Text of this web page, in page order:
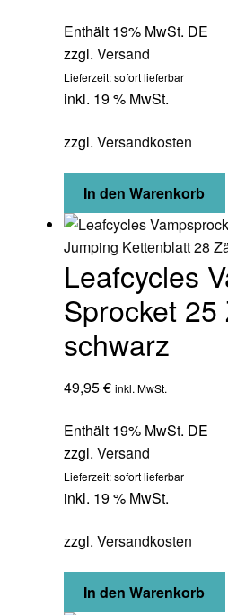
Enthält 19% MwSt. DE
zzgl. Versand
Lieferzeit: sofort lieferbar
inkl. 19 % MwSt.
zzgl. Versandkosten
In den Warenkorb
Leafcycles
Sprocket 25
schwarz
49,95€ inkl. MwSt.
Enthält 19% MwSt. DE
zzgl. Versand
Lieferzeit: sofort lieferbar
inkl. 19 % MwSt.
zzgl. Versandkosten
In den Warenkorb